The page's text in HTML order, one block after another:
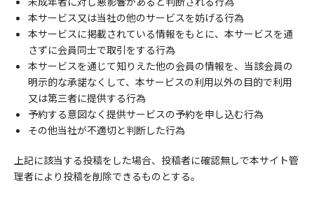
本サービス又は当社の他のサービスを妨げる行為
本サービスに掲載されている情報をもとに、本サービスを通
さずに会員同士で取引をする行為
本サービスを通じて知りえた他の会員の情報を、当該会員の
明示的な承諾なくして、本サービスの利用以外の目的で利用
又は第三者に提供する行為
予約する意図なく提供サービスの予約を申し込む行為
その他当社が不適切と判断した行為
上記に該当する投稿をした場合、投稿者に確認無しで本サイト管
理者により投稿を削除できるものとする。